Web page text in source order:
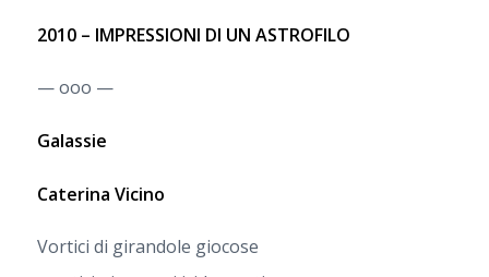
2010 – IMPRESSIONI DI UN ASTROFILO
— ooo —
Galassie
Caterina Vicino
Vortici di girandole giocose